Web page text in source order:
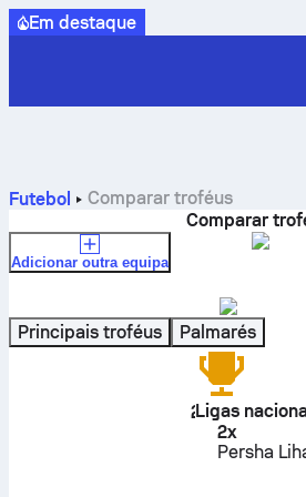
Em destaque
Futebol
Comparar troféus
Comparar
Adicionar outra equipa
Principais troféus Palmarés
2Ligas
2x
Persha